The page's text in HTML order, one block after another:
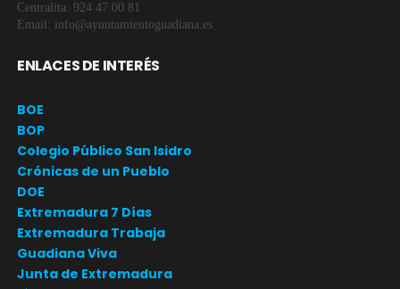
Centralita: 924 47 00 81
Email: info@ayuntamientoguadiana.es
ENLACES DE INTERÉS
BOE
BOP
Colegio Público San Isidro
Crónicas de un Pueblo
DOE
Extremadura 7 Días
Extremadura Trabaja
Guadiana Viva
Junta de Extremadura